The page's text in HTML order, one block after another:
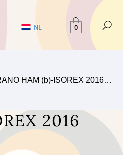
NL 0
HAM (b)-ISOREX 2016…
2016